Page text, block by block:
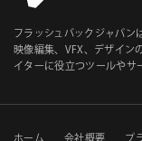
必
須
フラッシュバックジャパン
映像編集、VFX、デザイン
イターに役立つツールやサ